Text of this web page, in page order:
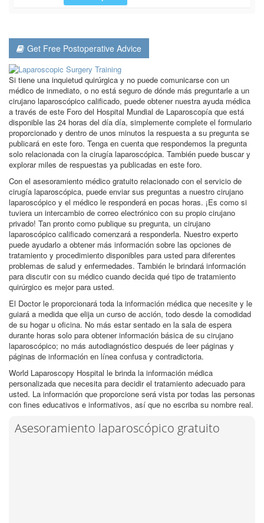
Get Free Postoperative Advice
Si tiene una inquietud quirúrgica y no puede comunicarse con un
médico de inmediato, o no está seguro de dónde más preguntarle a un
cirujano laparoscópico calificado, puede obtener nuestra ayuda médica
a través de este Foro del Hospital Mundial de Laparoscopía que está
disponible las 24 horas del día día, simplemente complete el formulario
proporcionado y dentro de unos minutos la respuesta a su pregunta se
publicará en este foro. Tenga en cuenta que respondemos la pregunta
solo relacionada con la cirugía laparoscópica. También puede buscar y
explorar miles de respuestas ya publicadas en este foro.
Con el asesoramiento médico gratuito relacionado con el servicio de
cirugía laparoscópica, puede enviar sus preguntas a nuestro cirujano
laparoscópico y el médico le responderá en pocas horas. ¡Es como si
tuviera un intercambio de correo electrónico con su propio cirujano
privado! Tan pronto como publique su pregunta, un cirujano
laparoscópico calificado comenzará a responderla. Nuestro experto
puede ayudarlo a obtener más información sobre las opciones de
tratamiento y procedimiento disponibles para usted para diferentes
problemas de salud y enfermedades. También le brindará información
para discutir con su médico cuando decida qué tipo de tratamiento
quirúrgico es mejor para usted.
El Doctor le proporcionará toda la información médica que necesite y le
guiará a medida que elija un curso de acción, todo desde la comodidad
de su hogar u oficina. No más estar sentado en la sala de espera
durante horas solo para obtener información básica de su cirujano
laparoscópico; no más autodiagnóstico después de leer páginas y
páginas de información en línea confusa y contradictoria.
World Laparoscopy Hospital le brinda la información médica
personalizada que necesita para decidir el tratamiento adecuado para
usted. La información que proporcione será vista por todas las personas
con fines educativos e informativos, así que no escriba su nombre real.
Asesoramiento laparoscópico gratuito